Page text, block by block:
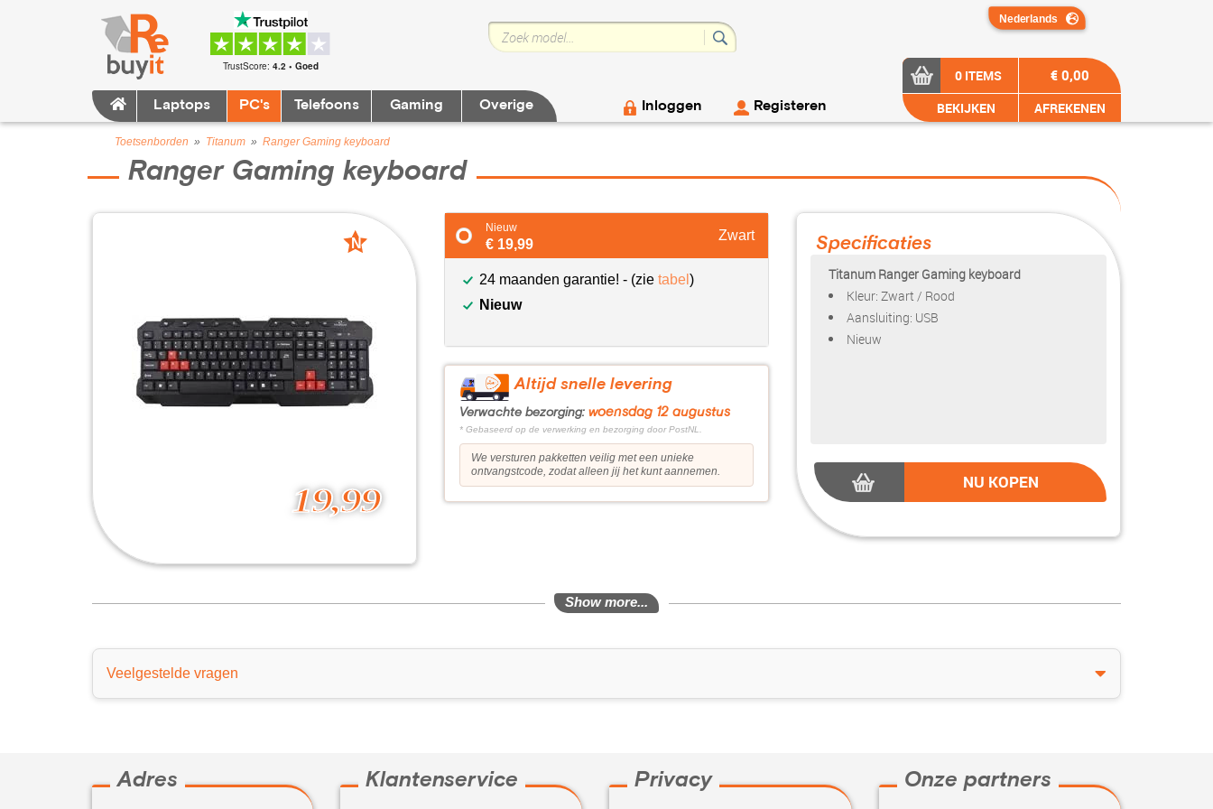
TrustScore: 4.2 • Goed
Laptops PC's Telefoons Gaming Overige Inloggen Registeren
0 ITEMS
BEKIJKEN
€ 0,00
AFREKENEN
Toetsenborden » Titanum » Ranger Gaming keyboard
Ranger Gaming keyboard
19,99
N
Nieuw
€ 19,99
Zwart
24 maanden garantie! - (zie tabel )
Nieuw
Altijd snelle levering
Verwachte bezorging: woensdag 12 augustus
* Gebaseerd op de verwerking en bezorging door PostNL.
We versturen pakketten veilig met een unieke
ontvangstcode, zodat alleen jij het kunt aannemen.
Specificaties
Titanum Ranger Gaming keyboard
Kleur: Zwart / Rood
Aansluiting: USB
Nieuw
NU KOPEN
Show more...
Veelgestelde vragen
Adres Klantenservice Privacy Onze partners